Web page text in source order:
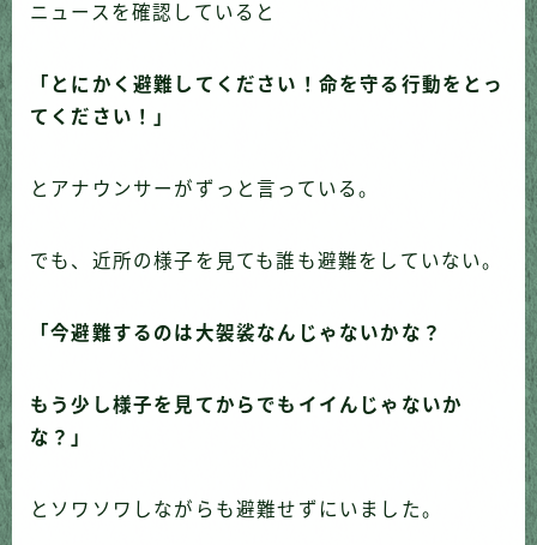
ニュースを確認していると
「とにかく避難してください！命を守る行動をとっ
てください！」
とアナウンサーがずっと言っている。
でも、近所の様子を見ても誰も避難をしていない。
「今避難するのは大袈裟なんじゃないかな？
もう少し様子を見てからでもイイんじゃないか
な？」
とソワソワしながらも避難せずにいました。